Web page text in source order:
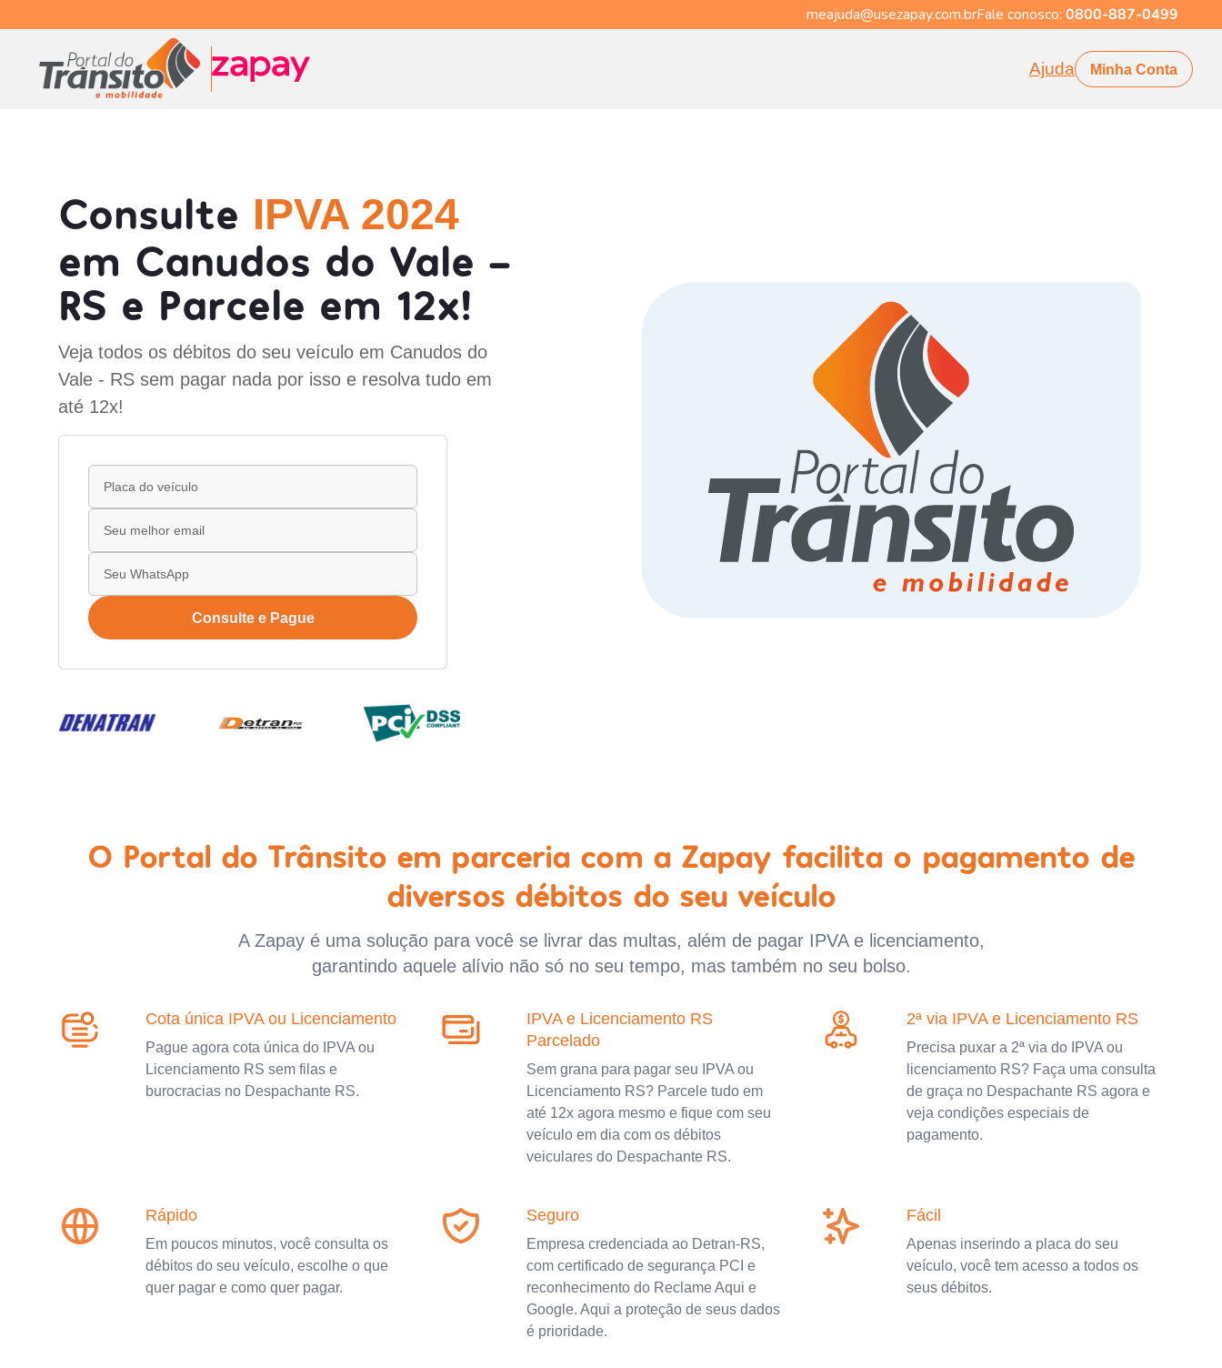
meajuda@usezapay.com.brFale conosco: 0800-887-0499
Ajuda Minha Conta
Consulte IPVA 2024
em Canudos do Vale -
RS e Parcele em 12x!
Veja todos os débitos do seu veículo em Canudos do
Vale - RS sem pagar nada por isso e resolva tudo em
até 12x!
Consulte e Pague
O Portal do Trânsito em parceria com a Zapay facilita o pagamento de
diversos débitos do seu veículo
A Zapay é uma solução para você se livrar das multas, além de pagar IPVA e licenciamento,
garantindo aquele alívio não só no seu tempo, mas também no seu bolso.
Cota única IPVA ou Licenciamento
Pague agora cota única do IPVA ou
Licenciamento RS sem filas e
burocracias no Despachante RS.
IPVA e Licenciamento RS
Parcelado
Sem grana para pagar seu IPVA ou
Licenciamento RS? Parcele tudo em
até 12x agora mesmo e fique com seu
veículo em dia com os débitos
veiculares do Despachante RS.
2ª via IPVA e Licenciamento RS
Precisa puxar a 2ª via do IPVA ou
licenciamento RS? Faça uma consulta
de graça no Despachante RS agora e
veja condições especiais de
pagamento.
Rápido
Em poucos minutos, você consulta os
débitos do seu veículo, escolhe o que
quer pagar e como quer pagar.
Seguro
Empresa credenciada ao Detran-RS,
com certificado de segurança PCI e
reconhecimento do Reclame Aqui e
Google. Aqui a proteção de seus dados
é prioridade.
Fácil
Apenas inserindo a placa do seu
veículo, você tem acesso a todos os
seus débitos.